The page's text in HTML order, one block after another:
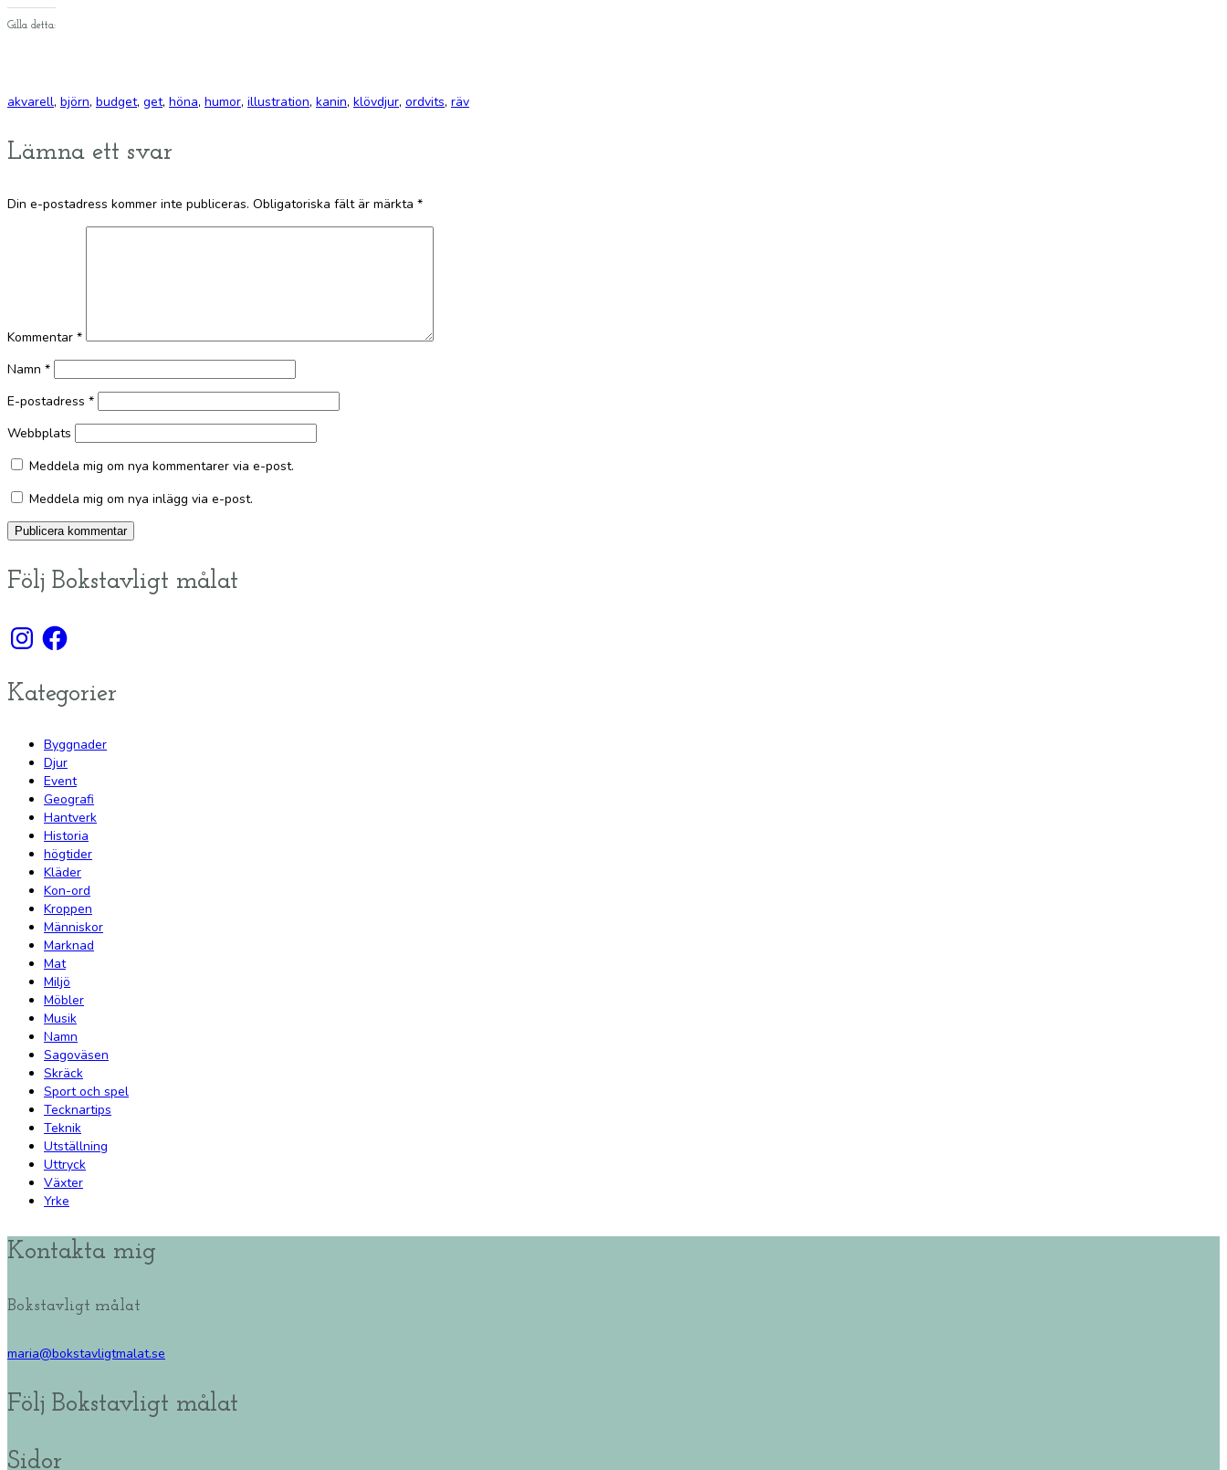
Gilla detta:
akvarell, björn, budget, get, höna, humor, illustration, kanin, klövdjur, ordvits, räv
Lämna ett svar
Din e-postadress kommer inte publiceras. Obligatoriska fält är märkta *
Kommentar *
Namn *
E-postadress *
Webbplats
Meddela mig om nya kommentarer via e-post.
Meddela mig om nya inlägg via e-post.
Följ Bokstavligt målat
InstagramFacebook
Kategorier
Byggnader
Djur
Event
Geografi
Hantverk
Historia
högtider
Kläder
Kon-ord
Kroppen
Människor
Marknad
Mat
Miljö
Möbler
Musik
Namn
Sagoväsen
Skräck
Sport och spel
Tecknartips
Teknik
Utställning
Uttryck
Växter
Yrke
Kontakta mig
Bokstavligt målat
maria@bokstavligtmalat.se
Följ Bokstavligt målat
Sidor